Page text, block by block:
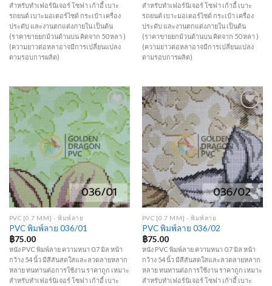
สำหรับทำเฟอร์นิเจอร์ โซฟา เก้าอี้ เบาะ
รถยนต์ เบาะมอเตอร์ไซด์ กระเป๋า เครื่อง
ประดับ และงานตกแต่งภายใน เป็นต้น
(ราคาขายยกม้วนด้านบน คิดจาก 50 หลา )
(ความยาวต่อหลาอาจมีการเปลี่ยนแปลง
ตามรอบการผลิต)
สำหรับทำเฟอร์นิเจอร์ โซฟา เก้าอี้ เบาะ
รถยนต์ เบาะมอเตอร์ไซด์ กระเป๋า เครื่อง
ประดับ และงานตกแต่งภายใน เป็นต้น
(ราคาขายยกม้วนด้านบน คิดจาก 50 หลา )
(ความยาวต่อหลาอาจมีการเปลี่ยนแปลง
ตามรอบการผลิต)
Add to
Wishlist
PVC [0.7 MM] - พิมพ์ลาย
PVC พิมพ์ลาย 036/01
฿75.00
หนัง PVC พิมพ์ลาย ความหนา 0.7 มิล หน้า
กว้าง 54 นิ้ว มีสีสันสดใสและลวดลายหลาก
หลาย ทนทานต่อการใช้งาน ราคาถูก เหมาะ
สำหรับทำเฟอร์นิเจอร์ โซฟา เก้าอี้ เบาะ
Add to
Wishlist
PVC [0.7 MM] - พิมพ์ลาย
PVC พิมพ์ลาย 036/02
฿75.00
หนัง PVC พิมพ์ลาย ความหนา 0.7 มิล หน้า
กว้าง 54 นิ้ว มีสีสันสดใสและลวดลายหลาก
หลาย ทนทานต่อการใช้งาน ราคาถูก เหมาะ
สำหรับทำเฟอร์นิเจอร์ โซฟา เก้าอี้ เบาะ